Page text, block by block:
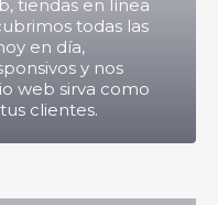
tiendas en línea
todas las
en día,
y nos
web sirva como
clientes.